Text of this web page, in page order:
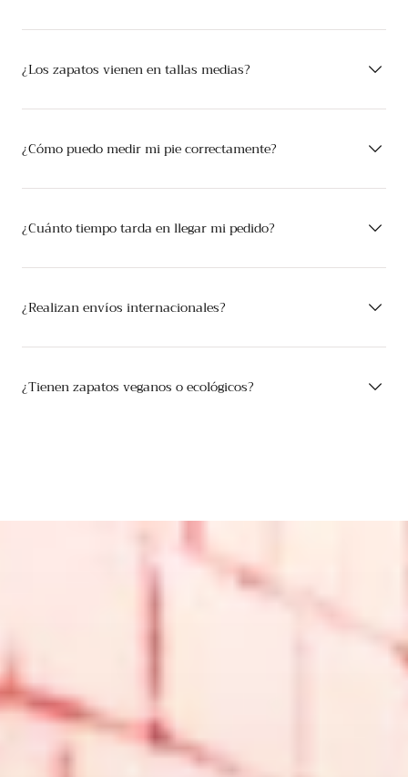
¿Los zapatos vienen en tallas medias?
¿Cómo puedo medir mi pie correctamente?
¿Cuánto tiempo tarda en llegar mi pedido?
¿Realizan envíos internacionales?
¿Tienen zapatos veganos o ecológicos?